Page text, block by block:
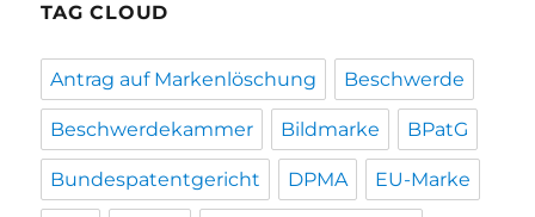
TAG CLOUD
Antrag auf Markenlöschung Beschwerde
Beschwerdekammer Bildmarke BPatG
Bundespatentgericht DPMA EU-Marke